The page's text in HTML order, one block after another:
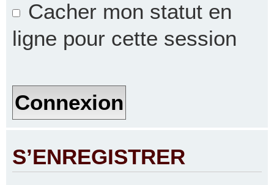
Cacher mon statut en
ligne pour cette session
S’ENREGISTRER